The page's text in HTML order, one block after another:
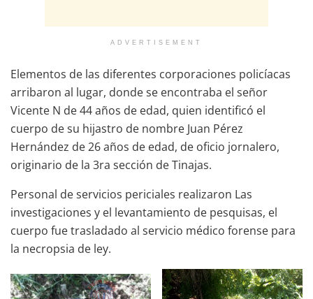
ADVERTISEMENT
Elementos de las diferentes corporaciones policíacas
arribaron al lugar, donde se encontraba el señor
Vicente N de 44 años de edad, quien identificó el
cuerpo de su hijastro de nombre Juan Pérez
Hernández de 26 años de edad, de oficio jornalero,
originario de la 3ra sección de Tinajas.
Personal de servicios periciales realizaron Las
investigaciones y el levantamiento de pesquisas, el
cuerpo fue trasladado al servicio médico forense para
la necropsia de ley.